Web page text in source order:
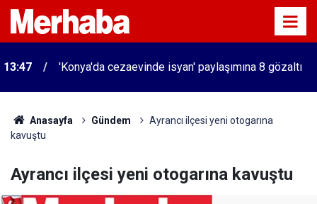
13:47 'Konya'da cezaevinde isyan' paylaşımına 8 gözaltı
Anasayfa Gündem
Ayrancı ilçesi yeni otogarına
kavuştu
Ayrancı ilçesi yeni otogarına kavuştu